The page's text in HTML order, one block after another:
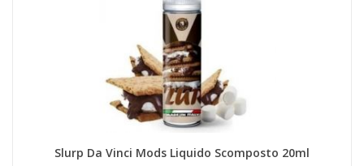
Slurp Da Vinci Mods Liquido Scomposto 20ml